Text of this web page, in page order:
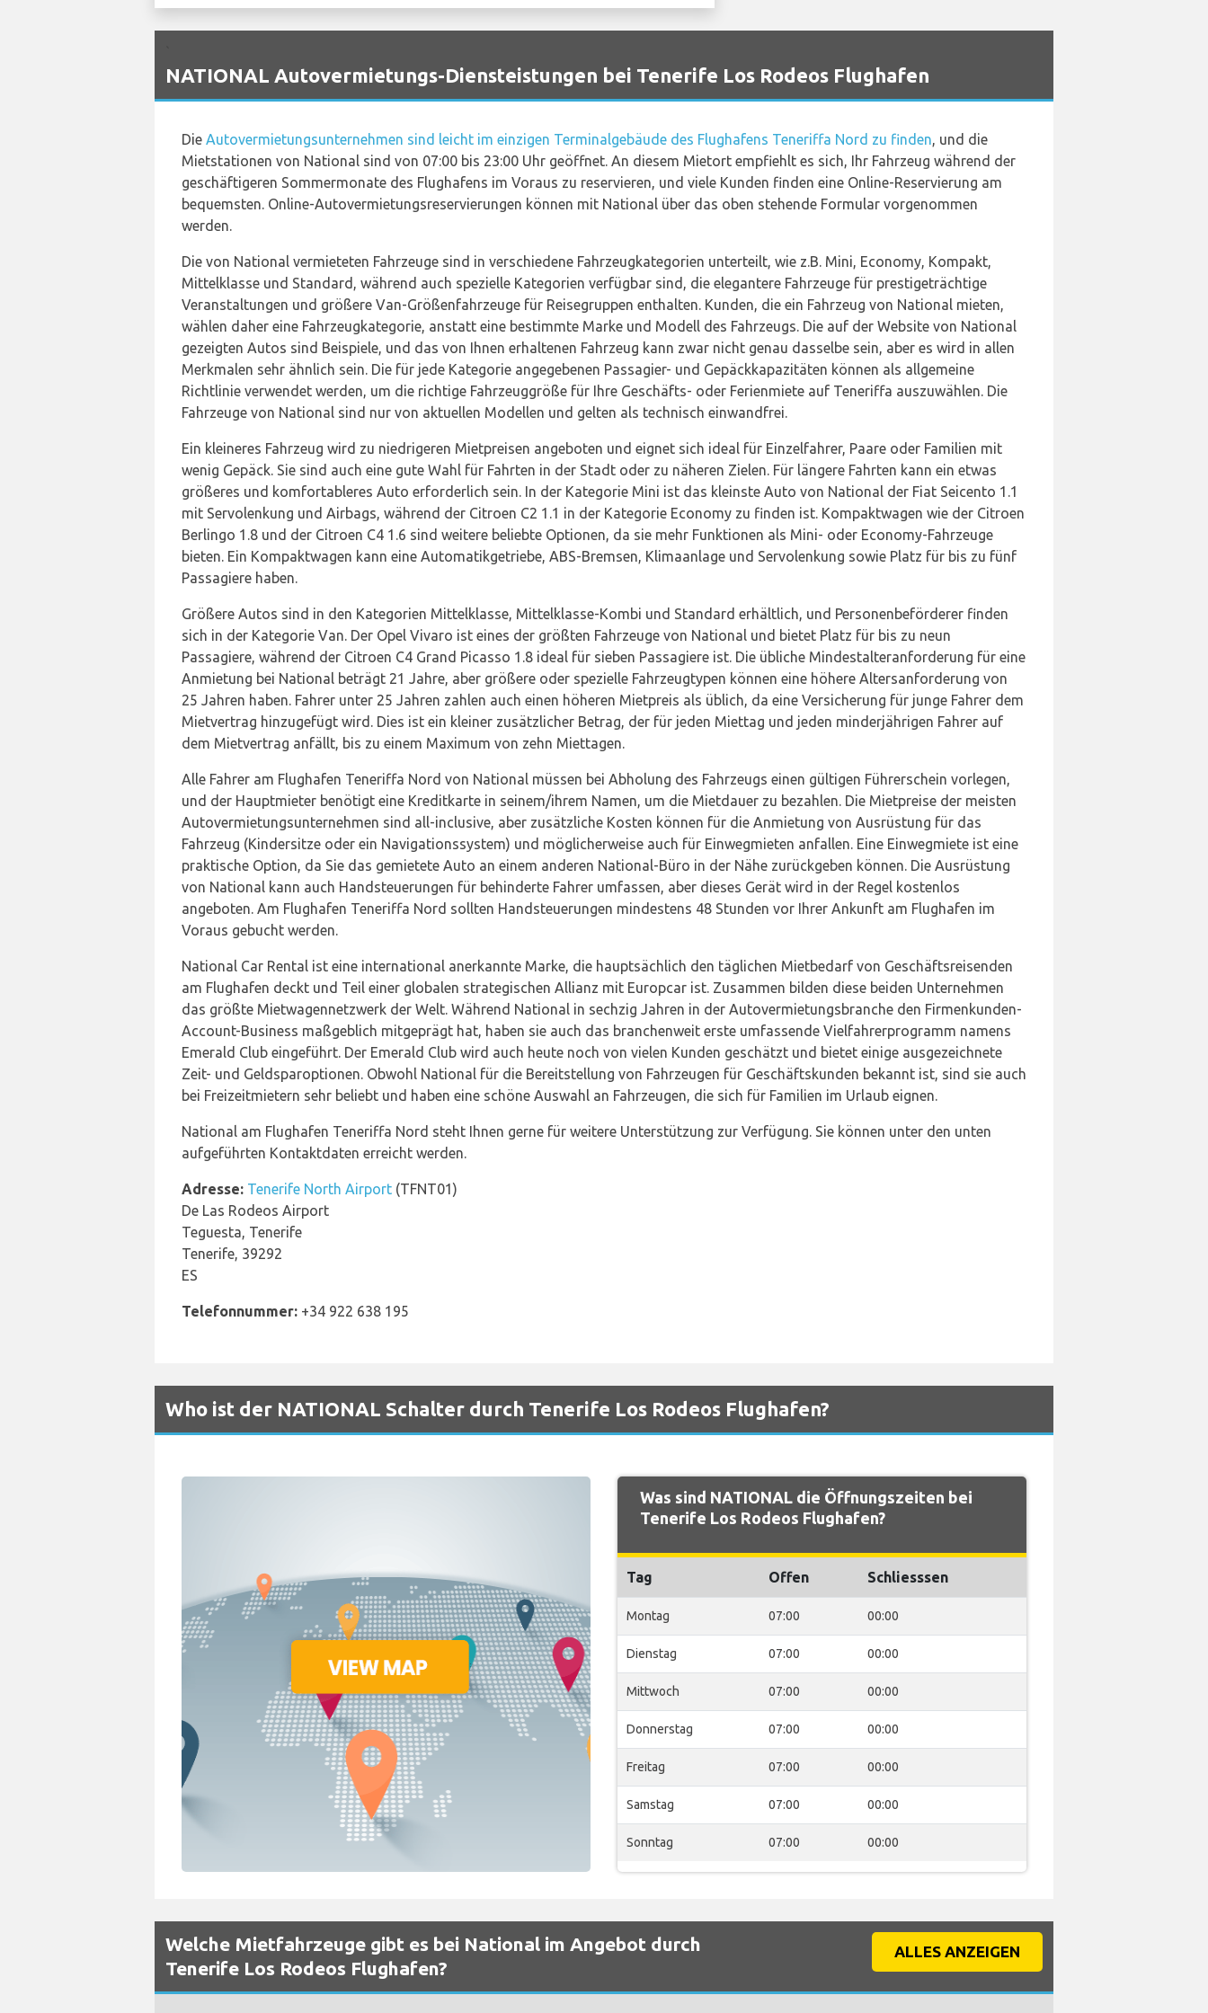
NATIONAL Autovermietungs-Diensteistungen bei Tenerife Los Rodeos Flughafen
Die Autovermietungsunternehmen sind leicht im einzigen Terminalgebäude des Flughafens Teneriffa Nord zu finden, und die
Mietstationen von National sind von 07:00 bis 23:00 Uhr geöffnet. An diesem Mietort empfiehlt es sich, Ihr Fahrzeug während der
geschäftigeren Sommermonate des Flughafens im Voraus zu reservieren, und viele Kunden finden eine Online-Reservierung am
bequemsten. Online-Autovermietungsreservierungen können mit National über das oben stehende Formular vorgenommen
werden.
Die von National vermieteten Fahrzeuge sind in verschiedene Fahrzeugkategorien unterteilt, wie z.B. Mini, Economy, Kompakt,
Mittelklasse und Standard, während auch spezielle Kategorien verfügbar sind, die elegantere Fahrzeuge für prestigeträchtige
Veranstaltungen und größere Van-Größenfahrzeuge für Reisegruppen enthalten. Kunden, die ein Fahrzeug von National mieten,
wählen daher eine Fahrzeugkategorie, anstatt eine bestimmte Marke und Modell des Fahrzeugs. Die auf der Website von National
gezeigten Autos sind Beispiele, und das von Ihnen erhaltenen Fahrzeug kann zwar nicht genau dasselbe sein, aber es wird in allen
Merkmalen sehr ähnlich sein. Die für jede Kategorie angegebenen Passagier- und Gepäckkapazitäten können als allgemeine
Richtlinie verwendet werden, um die richtige Fahrzeuggröße für Ihre Geschäfts- oder Ferienmiete auf Teneriffa auszuwählen. Die
Fahrzeuge von National sind nur von aktuellen Modellen und gelten als technisch einwandfrei.
Ein kleineres Fahrzeug wird zu niedrigeren Mietpreisen angeboten und eignet sich ideal für Einzelfahrer, Paare oder Familien mit
wenig Gepäck. Sie sind auch eine gute Wahl für Fahrten in der Stadt oder zu näheren Zielen. Für längere Fahrten kann ein etwas
größeres und komfortableres Auto erforderlich sein. In der Kategorie Mini ist das kleinste Auto von National der Fiat Seicento 1.1
mit Servolenkung und Airbags, während der Citroen C2 1.1 in der Kategorie Economy zu finden ist. Kompaktwagen wie der Citroen
Berlingo 1.8 und der Citroen C4 1.6 sind weitere beliebte Optionen, da sie mehr Funktionen als Mini- oder Economy-Fahrzeuge
bieten. Ein Kompaktwagen kann eine Automatikgetriebe, ABS-Bremsen, Klimaanlage und Servolenkung sowie Platz für bis zu fünf
Passagiere haben.
Größere Autos sind in den Kategorien Mittelklasse, Mittelklasse-Kombi und Standard erhältlich, und Personenbeförderer finden
sich in der Kategorie Van. Der Opel Vivaro ist eines der größten Fahrzeuge von National und bietet Platz für bis zu neun
Passagiere, während der Citroen C4 Grand Picasso 1.8 ideal für sieben Passagiere ist. Die übliche Mindestalteranforderung für eine
Anmietung bei National beträgt 21 Jahre, aber größere oder spezielle Fahrzeugtypen können eine höhere Altersanforderung von
25 Jahren haben. Fahrer unter 25 Jahren zahlen auch einen höheren Mietpreis als üblich, da eine Versicherung für junge Fahrer dem
Mietvertrag hinzugefügt wird. Dies ist ein kleiner zusätzlicher Betrag, der für jeden Miettag und jeden minderjährigen Fahrer auf
dem Mietvertrag anfällt, bis zu einem Maximum von zehn Miettagen.
Alle Fahrer am Flughafen Teneriffa Nord von National müssen bei Abholung des Fahrzeugs einen gültigen Führerschein vorlegen,
und der Hauptmieter benötigt eine Kreditkarte in seinem/ihrem Namen, um die Mietdauer zu bezahlen. Die Mietpreise der meisten
Autovermietungsunternehmen sind all-inclusive, aber zusätzliche Kosten können für die Anmietung von Ausrüstung für das
Fahrzeug (Kindersitze oder ein Navigationssystem) und möglicherweise auch für Einwegmieten anfallen. Eine Einwegmiete ist eine
praktische Option, da Sie das gemietete Auto an einem anderen National-Büro in der Nähe zurückgeben können. Die Ausrüstung
von National kann auch Handsteuerungen für behinderte Fahrer umfassen, aber dieses Gerät wird in der Regel kostenlos
angeboten. Am Flughafen Teneriffa Nord sollten Handsteuerungen mindestens 48 Stunden vor Ihrer Ankunft am Flughafen im
Voraus gebucht werden.
National Car Rental ist eine international anerkannte Marke, die hauptsächlich den täglichen Mietbedarf von Geschäftsreisenden
am Flughafen deckt und Teil einer globalen strategischen Allianz mit Europcar ist. Zusammen bilden diese beiden Unternehmen
das größte Mietwagennetzwerk der Welt. Während National in sechzig Jahren in der Autovermietungsbranche den Firmenkunden-
Account-Business maßgeblich mitgeprägt hat, haben sie auch das branchenweit erste umfassende Vielfahrerprogramm namens
Emerald Club eingeführt. Der Emerald Club wird auch heute noch von vielen Kunden geschätzt und bietet einige ausgezeichnete
Zeit- und Geldsparoptionen. Obwohl National für die Bereitstellung von Fahrzeugen für Geschäftskunden bekannt ist, sind sie auch
bei Freizeitmietern sehr beliebt und haben eine schöne Auswahl an Fahrzeugen, die sich für Familien im Urlaub eignen.
National am Flughafen Teneriffa Nord steht Ihnen gerne für weitere Unterstützung zur Verfügung. Sie können unter den unten
aufgeführten Kontaktdaten erreicht werden.
Adresse: Tenerife North Airport (TFNT01)
De Las Rodeos Airport
Teguesta, Tenerife
Tenerife, 39292
ES
Telefonnummer: +34 922 638 195
Who ist der NATIONAL Schalter durch Tenerife Los Rodeos Flughafen?
Was sind NATIONAL die Öffnungszeiten bei
Tenerife Los Rodeos Flughafen?
Tag Offen Schliesssen
Montag 07:00 00:00
Dienstag 07:00 00:00
Mittwoch 07:00 00:00
Donnerstag 07:00 00:00
Freitag 07:00 00:00
Samstag 07:00 00:00
Sonntag 07:00 00:00
Welche Mietfahrzeuge gibt es bei National im Angebot durch
Tenerife Los Rodeos Flughafen?
ALLES ANZEIGEN